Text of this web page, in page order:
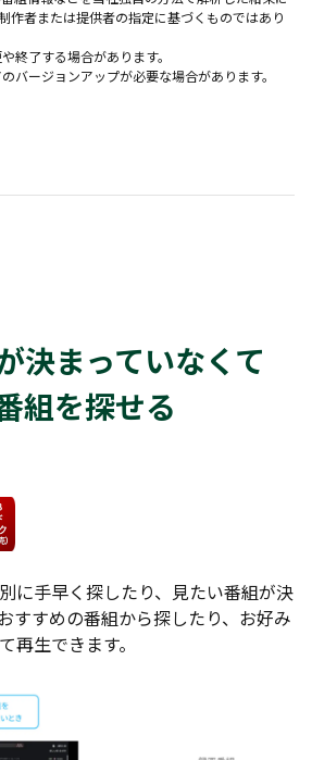
作者または提供者の指定に基づくものではあり
終了する場合があります。
バージョンアップが必要な場合があります。
決まっていなくて
組を探せる
に手早く探したり、見たい番組が決
すすめの番組から探したり、お好み
再生できます。